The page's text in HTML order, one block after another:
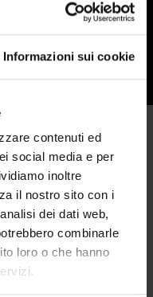
Informazioni sui cookie
contenuti ed
social media e per
inoltre
il nostro sito con i
dei dati web,
combinarle
loro o che hanno
da dire gli altri